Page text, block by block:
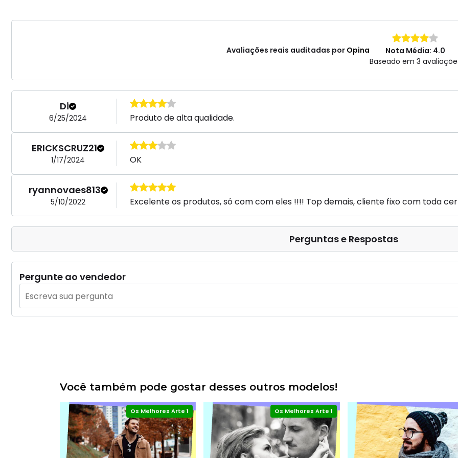
Avaliações reais auditadas por Opina
Nota Média: 4.0
Baseado em 3
Di
6/25/2024 Produto de alta qualidade.
ERICKSCRUZ21
1/17/2024 OK
ryannovaes813
5/10/2022 Excelente os produtos, só com com eles !!!! Top demais, cliente fixo com toda
Perguntas e Respostas
Pergunte ao vendedor
Você também pode gostar desses outros modelos!